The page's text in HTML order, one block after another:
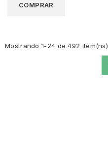
COMPRAR
Mostrando 1-24 de 492 item(ns)